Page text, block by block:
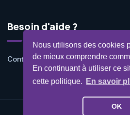
Nous utilisons des cookies
de mieux comprendre
En continuant à utiliser ce
cette politique.
En savoir
OK
Besoin d'aide ?
Contactez-nous